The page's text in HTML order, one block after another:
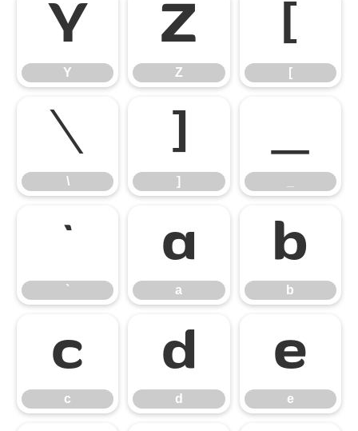
Y
Y
Z
Z
[
[
\
\
]
]
_
`
`
a
a
b
b
c
c
d
d
e
e